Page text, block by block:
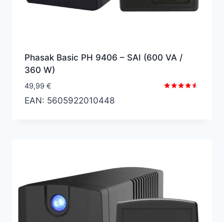
Phasak Basic PH 9406 – SAI (600 VA /
360 W)
49,99 €
EAN: 5605922010448